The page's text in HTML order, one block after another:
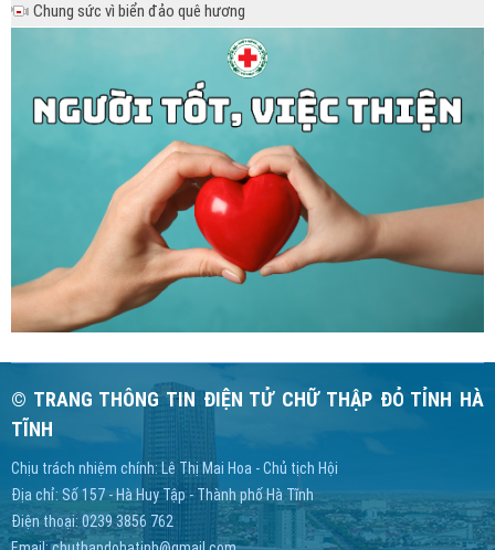
Chung sức vì biển đảo quê hương
© TRANG THÔNG TIN ĐIỆN TỬ CHỮ THẬP ĐỎ TỈNH HÀ
TĨNH
Chịu trách nhiệm chính: Lê Thị Mai Hoa - Chủ tịch Hội
Địa chỉ: Số 157 - Hà Huy Tập - Thành phố Hà Tĩnh
Điện thoại: 0239 3856 762